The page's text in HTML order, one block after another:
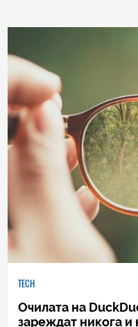
TECH
Очилата на
зареждат никога и